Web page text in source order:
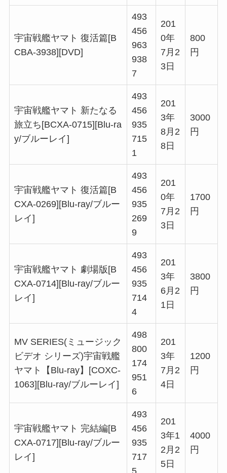
宇宙戦艦ヤマト 復活篇[B
CBA-3938][DVD]
493
456
963
938
7
201
0年
7月2
3日
800
円
宇宙戦艦ヤマト 新たなる
旅立ち[BCXA-0715][Blu-ra
y/ブルーレイ]
493
456
935
715
1
201
3年
8月2
8日
3000
円
宇宙戦艦ヤマト 復活篇[B
CXA-0269][Blu-ray/ブルー
レイ]
493
456
935
269
9
201
0年
7月2
3日
1700
円
宇宙戦艦ヤマト 劇場版[B
CXA-0714][Blu-ray/ブルー
レイ]
493
456
935
714
4
201
3年
6月2
1日
3800
円
MV SERIES(ミュージック
ビデオ シリーズ)宇宙戦艦
ヤマト【Blu-ray】[COXC-
1063][Blu-ray/ブルーレイ]
498
800
174
951
6
201
3年
7月2
4日
1200
円
宇宙戦艦ヤマト 完結編[B
CXA-0717][Blu-ray/ブルー
レイ]
493
456
935
717
201
3年1
2月2
5日
4000
円